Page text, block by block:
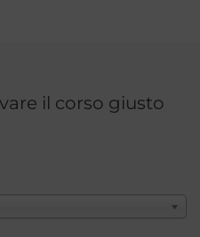
il corso giusto